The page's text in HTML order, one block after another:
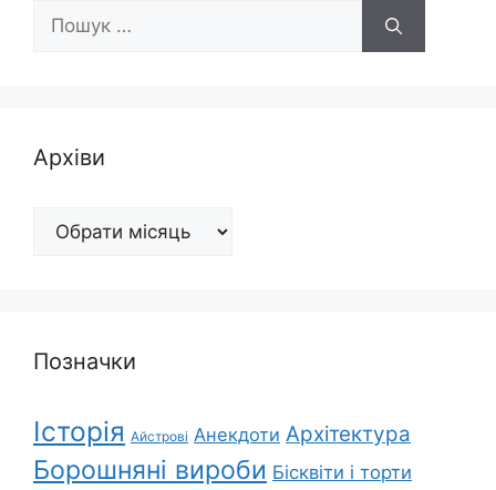
Пошук:
Архіви
Архіви
Позначки
Історія Айстрові Анекдоти Архітектура
Борошняні вироби Бісквіти і торти